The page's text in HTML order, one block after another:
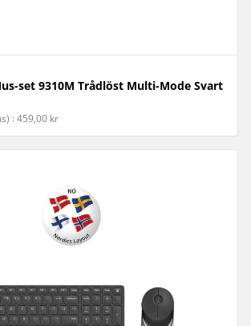
set 9310M Trådlöst Multi-Mode Svart
: 459,00 kr